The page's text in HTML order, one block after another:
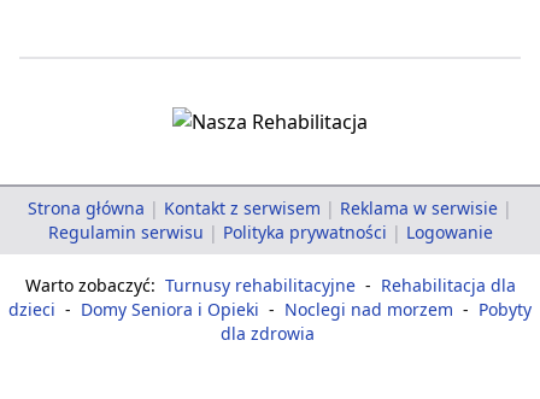
Strona główna | Kontakt z serwisem | Reklama w serwisie |
Regulamin serwisu | Polityka prywatności | Logowanie
Warto zobaczyć: Turnusy rehabilitacyjne - Rehabilitacja dla
dzieci - Domy Seniora i Opieki - Noclegi nad morzem - Pobyty
dla zdrowia